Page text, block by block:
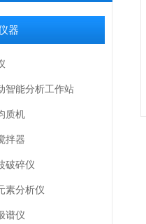
器
智能分析工作站
质机
拌器
破碎仪
素分析仪
谱仪